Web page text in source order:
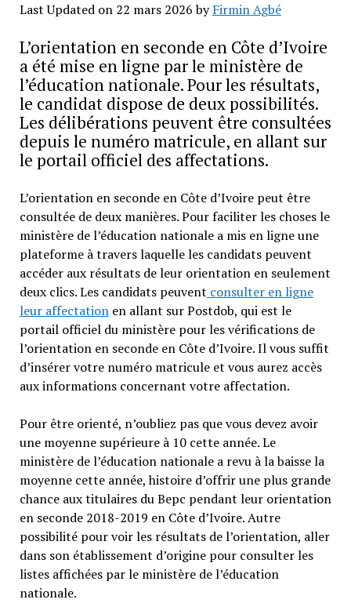
Last Updated on 22 mars 2026 byFirmin Agbé
L’orientation en seconde en Côte d’Ivoire
a été mise en ligne par le ministère de
l’éducation nationale. Pour les résultats,
le candidat dispose de deux possibilités.
Les délibérations peuvent être consultées
depuis le numéro matricule, en allant sur
le portail officiel des affectations.
L’orientation en seconde en Côte d’Ivoire peut être
consultée de deux manières. Pour faciliter les choses le
ministère de l’éducation nationale a mis en ligne une
plateforme à travers laquelle les candidats peuvent
accéder aux résultats de leur orientation en seulement
deux clics. Les candidats peuvent consulter en ligne
leur affectationen allant sur Postdob, qui est le
portail officiel du ministère pour les vérifications de
l’orientation en seconde en Côte d’Ivoire. Il vous suffit
d’insérer votre numéro matricule et vous aurez accès
aux informations concernant votre affectation.
Pour être orienté, n’oubliez pas que vous devez avoir
une moyenne supérieure à 10 cette année. Le
ministère de l’éducation nationale a revu à la baisse la
moyenne cette année, histoire d’offrir une plus grande
chance aux titulaires du Bepc pendant leur orientation
en seconde 2018-2019 en Côte d’Ivoire. Autre
possibilité pour voir les résultats de l’orientation, aller
dans son établissement d’origine pour consulter les
listes affichées par le ministère de l’éducation
nationale.